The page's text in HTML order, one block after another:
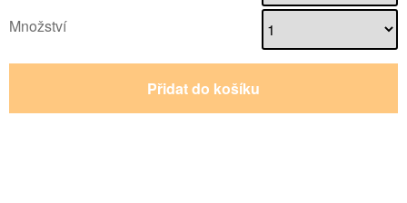
Množství
Přidat do košíku